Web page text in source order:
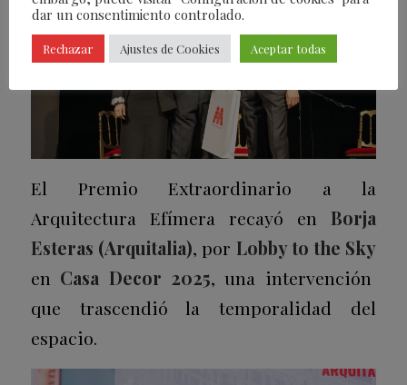
El Premio Extraordinario a la
Arquitectura Efímera recayó en Borja
Esteras (Arquitalia), por Lobby to the Sky
en Casa Decor 2025, una intervención
que trascendió la temporalidad del
espacio.
dar un consentimiento controlado.
Rechazar Ajustes de Cookies Aceptar todas